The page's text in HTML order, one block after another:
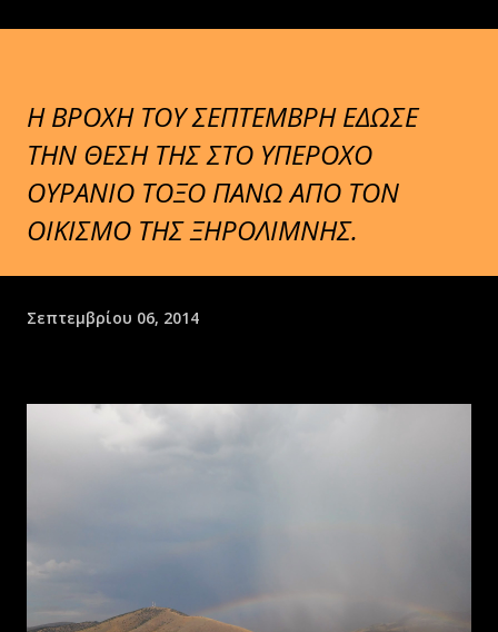
Η ΒΡΟΧΗ ΤΟΥ ΣΕΠΤΕΜΒΡΗ ΕΔΩΣΕ
ΤΗΝ ΘΕΣΗ ΤΗΣ ΣΤΟ ΥΠΕΡΟΧΟ
ΟΥΡΑΝΙΟ ΤΟΞΟ ΠΑΝΩ ΑΠΟ ΤΟΝ
ΟΙΚΙΣΜΟ ΤΗΣ ΞΗΡΟΛΙΜΝΗΣ.
Σεπτεμβρίου 06, 2014